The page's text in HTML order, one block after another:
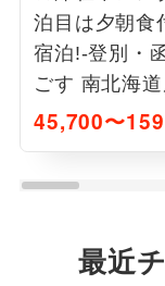
泊目は夕朝食
宿泊!-登別・
ごす 南北海
45,700〜
最近